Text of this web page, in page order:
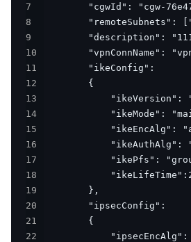
7
8
9
10
11
12
13
14
15
16
17
18
19
20
21
22